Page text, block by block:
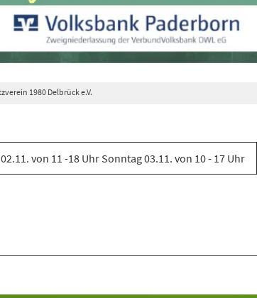
1980 Delbrück e.V.
von 11 -18 Uhr Sonntag 03.11. von 10 - 17 Uhr